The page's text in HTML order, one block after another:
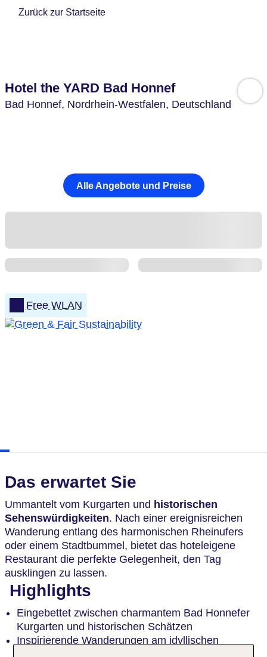
Zurück zur Startseite
Hotel the YARD Bad Honnef
Bad Honnef, Nordrhein-Westfalen, Deutschland
Alle Angebote und Preise
Free WLAN
Das erwartet Sie
Ummantelt vom Kurgarten und historischen
Sehenswürdigkeiten. Nach einer ereignisreichen
Wanderung entlang des harmonischen Rheinufers
oder einem Stadtbummel, bietet das hoteleigene
Restaurant die perfekte Gelegenheit, den Tag
ausklingen zu lassen.
Highlights
Eingebettet zwischen charmantem Bad Honnefer
Kurgarten und historischen Schätzen
Inspirierende Wanderungen am idyllischen